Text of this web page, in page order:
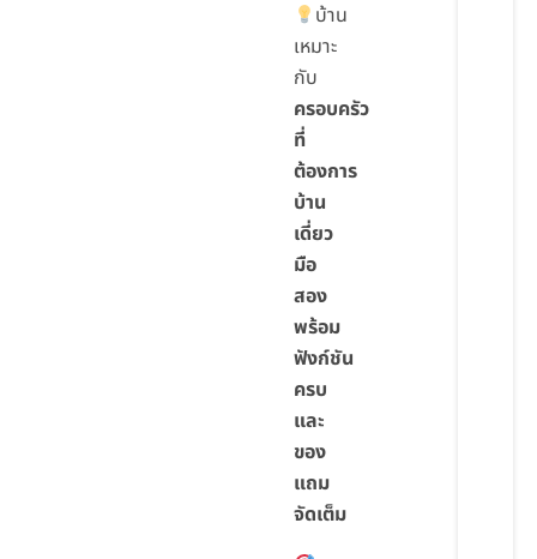
บ้าน
เหมาะ
กับ
ครอบครัว
ที่
ต้องการ
บ้าน
เดี่ยว
มือ
สอง
พร้อม
ฟังก์ชัน
ครบ
และ
ของ
แถม
จัดเต็ม